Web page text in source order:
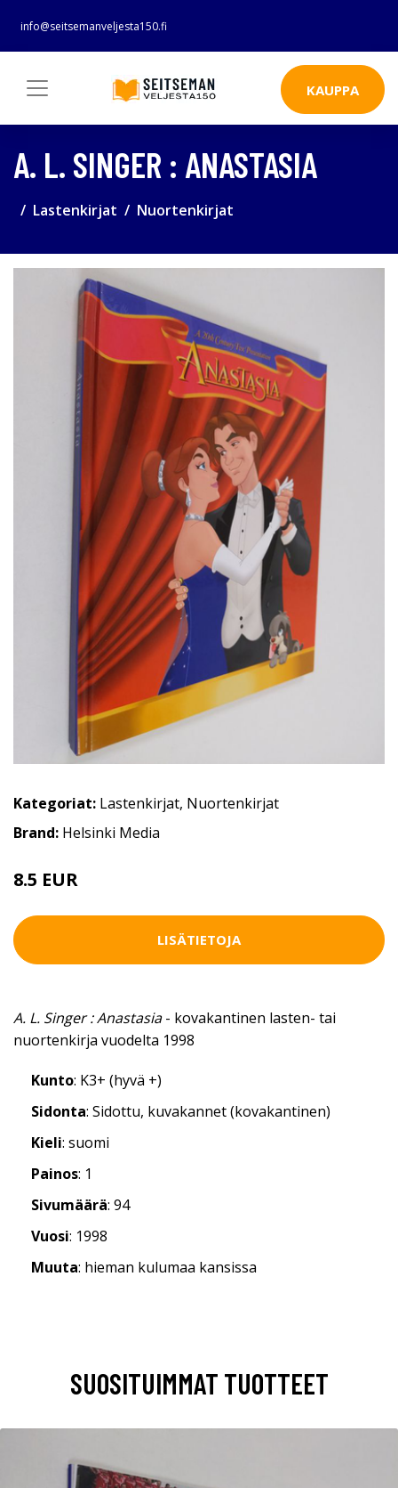
info@seitsemanveljesta150.fi
KAUPPA
A. L. SINGER : ANASTASIA
Lastenkirjat Nuortenkirjat
Kategoriat: Lastenkirjat, Nuortenkirjat
Brand: Helsinki Media
8.5 EUR
LISÄTIETOJA
A. L. Singer : Anastasia- kovakantinen lasten- tai
nuortenkirja vuodelta 1998
Kunto: K3+ (hyvä +)
Sidonta: Sidottu, kuvakannet (kovakantinen)
Kieli: suomi
Painos: 1
Sivumäärä: 94
Vuosi: 1998
Muuta: hieman kulumaa kansissa
SUOSITUIMMAT TUOTTEET